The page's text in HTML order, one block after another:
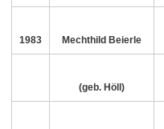
1983 Mechthild Beierle
(geb. Höll)